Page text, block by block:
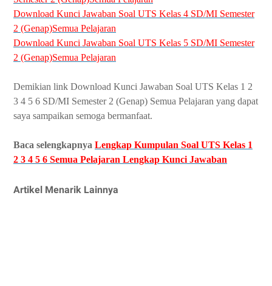
Download Kunci Jawaban Soal UTS Kelas 4 SD/MI Semester
2 (Genap)Semua Pelajaran
Download Kunci Jawaban Soal UTS Kelas 5 SD/MI Semester
2 (Genap)Semua Pelajaran
Demikian link Download Kunci Jawaban Soal UTS Kelas 1 2
3 4 5 6 SD/MI Semester 2 (Genap) Semua Pelajaran yang dapat
saya sampaikan semoga bermanfaat.
Baca selengkapnya Lengkap Kumpulan Soal UTS Kelas 1
2 3 4 5 6 Semua Pelajaran Lengkap Kunci Jawaban
Artikel Menarik Lainnya